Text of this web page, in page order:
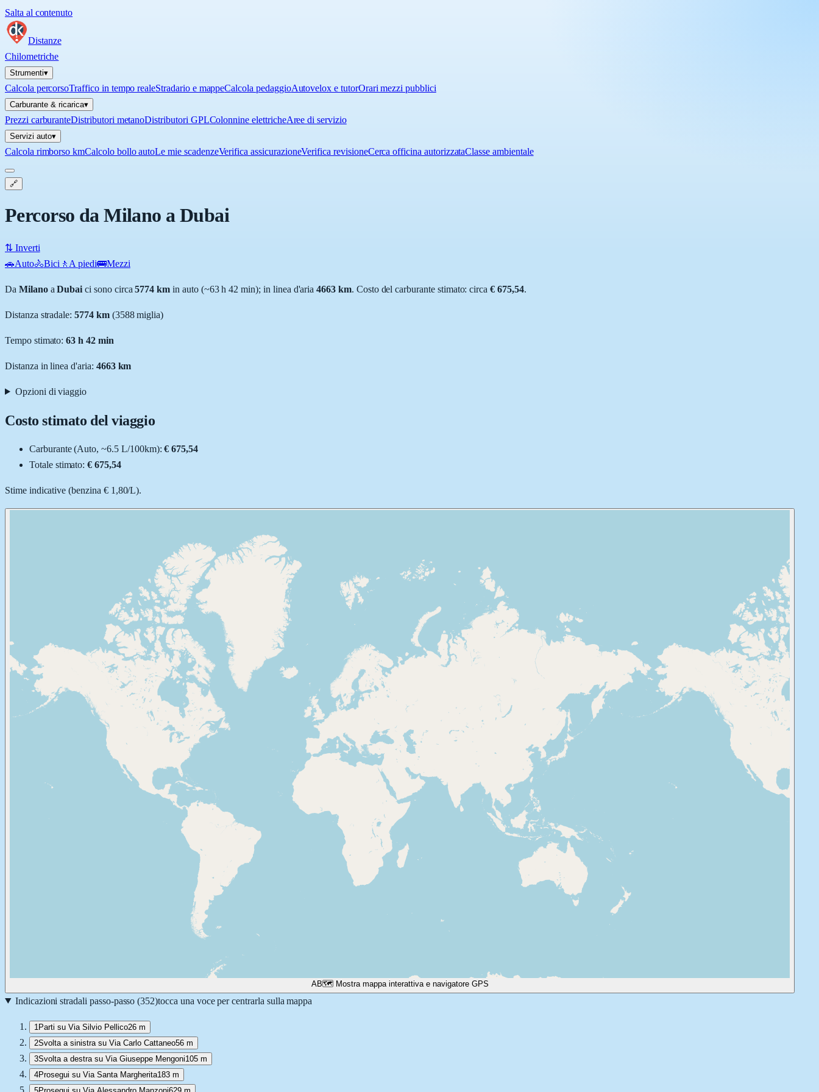
Salta al contenuto
Distanze
Chilometriche
Strumenti▾
Calcola percorsoTraffico in tempo realeStradario e mappeCalcola pedaggioAutovelox e tutorOrari mezzi pubblici
Carburante & ricarica▾
Prezzi carburanteDistributori metanoDistributori GPLColonnine elettricheAree di servizio
Servizi auto▾
Calcola rimborso kmCalcolo bollo autoLe mie scadenzeVerifica assicurazioneVerifica revisioneCerca officina autorizzataClasse ambientale
🔗
Percorso da Milano a Dubai
⇅ Inverti
🚗Auto🚴Bici 🚶 A piedi🚌Mezzi
Da MilanoaDubai ci sono circa 5774 km in auto (~63 h 42 min); in linea d'aria4663 km. Costo del carburante stimato: circa € 675,54.
Distanza stradale:5774km (3588miglia)
Tempo stimato:63 h 42 min
Distanza in linea d'aria: 4663km
Opzioni di viaggio
Costo stimato del viaggio
Carburante (Auto, ~6.5 L/100km): € 675,54
Totale stimato:€ 675,54
Stime indicative (benzina € 1,80/L).
AB🗺️ Mostra mappa interattiva e navigatore GPS
Indicazioni stradali passo-passo (352)tocca una voce per centrarla sulla mappa
1 Parti su Via Silvio Pellico26 m
2Svolta a sinistra su Via Carlo Cattaneo56 m
3Svolta a destra su Via Giuseppe Mengoni105 m
4Prosegui su Via Santa Margherita183 m